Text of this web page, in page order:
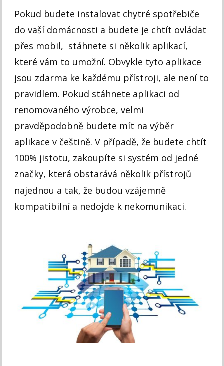
Pokud budete instalovat chytré spotřebiče
do vaší domácnosti a budete je chtít ovládat
přes mobil, stáhnete si několik aplikací,
které vám to umožní. Obvykle tyto aplikace
jsou zdarma ke každému přístroji, ale není to
pravidlem. Pokud stáhnete aplikaci od
renomovaného výrobce, velmi
pravděpodobně budete mít na výběr
aplikace v češtině. V případě, že budete chtít
100% jistotu, zakoupíte si systém od jedné
značky, která obstarává několik přístrojů
najednou a tak, že budou vzájemně
kompatibilní a nedojde k nekomunikaci.